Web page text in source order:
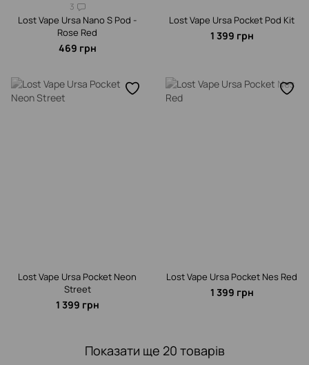
3
Lost Vape Ursa Nano S Pod -
Rose Red
469 грн
Lost Vape Ursa Pocket Pod Kit
1 399 грн
Lost Vape Ursa Pocket Neon
Street
1 399 грн
Lost Vape Ursa Pocket Nes Red
1 399 грн
Показати ще 20 товарів